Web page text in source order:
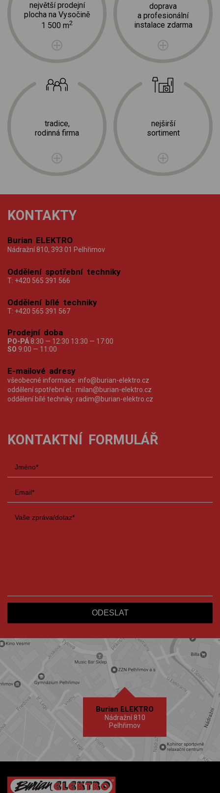
největší prodejní
plocha na Vysočině
1 500 m2
tradice,
rodinná firma
doprava
a profesionální
instalace zdarma
nejširší
sortiment
KONTAKTY
Burian ELEKTRO
Nádražní 810, 393 01 Pelhřimov
Oddělení spotřební techniky
T: +420 565 391 566
Oddělení bílé techniky
T: +420 565 391 567
Prodejní doba
PO-PÁ 8:30 — 12:30 13:30 — 17:00
SO 9:00 — 11:00
E-mailové adresy
všeobecné informace: info@burian-elektro.cz
oddělení spotřební el.: milan@burian-elektro.cz
oddělení bílé techniky: radim@burian-elektro.cz
KONTAKTNÍ FORMULÁŘ
Burian ELEKTRO
Nádražní 810
Pelhřimov